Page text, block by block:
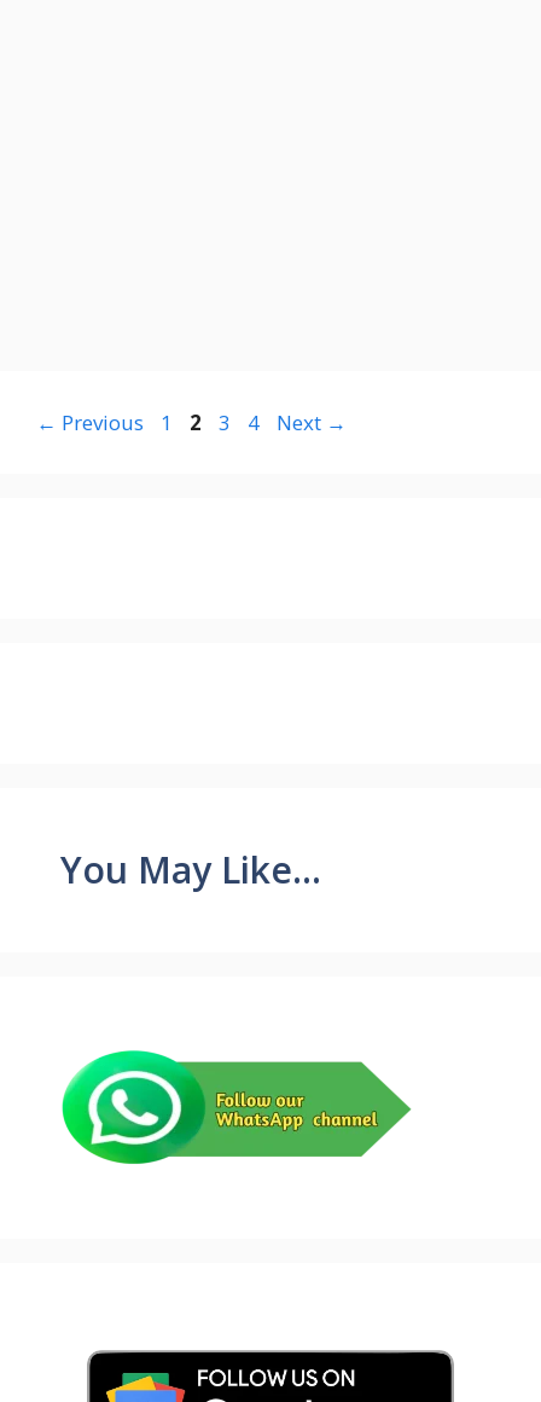
← Previous Page
1 Page
2 Page
3 Page
4 Next →
You May Like...